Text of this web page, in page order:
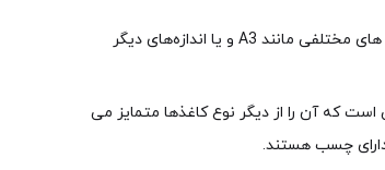
کاغذ ترانسفر کاغذی است که برای انتقال تصاویر و الگوها به سطوح دیگر استفاده می‌شود. این کاغذ به صورت شفاف و بدون رنگ می باشد و معمولاً در اندازه های مختلفی مانند A3 و یا اندازه‌های دیگر
است که آن را از دیگر نوع کاغذها متمایز می
چسب هستند.